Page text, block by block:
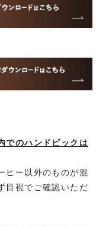
でのハンドピックは
ヒー以外のものが混
目視でご確認いただ